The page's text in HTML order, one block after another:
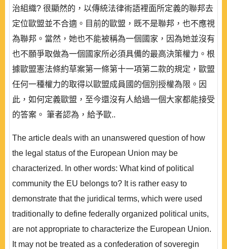
治組織? 很顯然的，以傳統法律術語裡面所定義的聯邦去
定位歐盟並不合適。目前的歐盟，既不是聯邦，也不應視
為聯邦。當然，她也不能被稱為一個國家，因為她並沒有
也不願爭取做為一個國家所必須具備的最高決策權力。根
據歐盟憲法條約草案第一條第十一項第二款的規定，歐盟
任何一種權力的取得以歐盟成員國的個別授權為限。因
此，如何定義歐盟，至今還沒有人給過一個大家都能接受
的答案。 筆者認為，給予歐..
The article deals with an unanswered question of how
the legal status of the European Union may be
characterized. In other words: What kind of political
community the EU belongs to? It is rather easy to
demonstrate that the juridical terms, which were used
traditionally to define federally organized political units,
are not appropriate to characterize the European Union.
It may not be treated as a confederation of soveregin